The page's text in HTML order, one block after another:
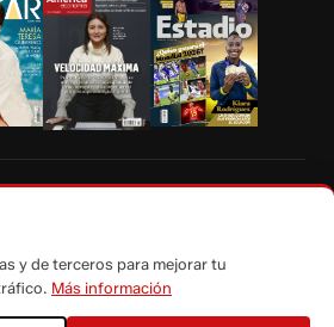
de todos los contenidos de Vistazo.com.
y de terceros para mejorar tu
Más información